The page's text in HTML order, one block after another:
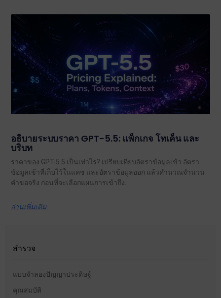
อธิบายระบบราคา GPT-5.5: แพ็กเกจ โทเค็น และ
บริบท
ราคาของ GPT-5.5 เป็นเท่าไร? เปรียบเทียบอัตราข้อมูลเข้า อัตรา
ข้อมูลเข้าที่เก็บไว้ในแคช และอัตราข้อมูลออก แล้วคำนวณจำนวน
คำขอจริง ก่อนที่จะเลือกแผนการเข้าถึง.
อ่านเพิ่มเติม
สำรวจ
แบบจำลองปัญญาประดิษฐ์
คุณสมบัติ